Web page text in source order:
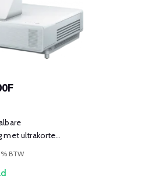
met ultrakorte
BTW